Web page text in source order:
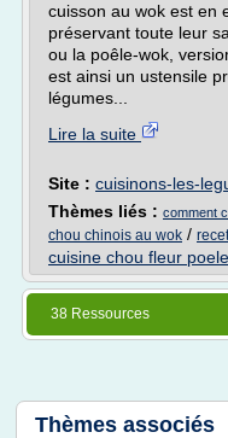
cuisson au wok est en
préservant toute leur
ou la poêle-wok,
est ainsi un ustensile
légumes...
Lire la suite
Site : cuisinons-les-
Thèmes liés : comment
chou chinois au wok /
cuisine chou fleur poele
38 Ressources
Thèmes associés